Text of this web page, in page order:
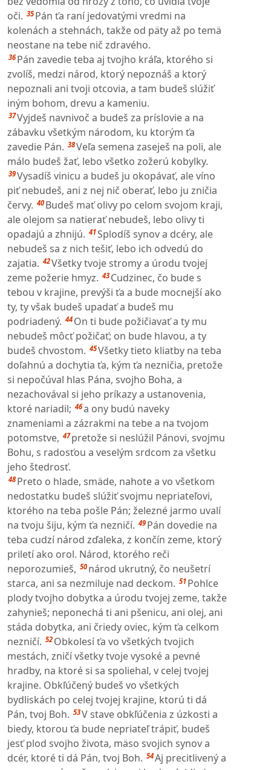
oči. 35 Pán ťa raní jedovatými vredmi na
kolenách a stehnách, takže od päty až po temä
neostane na tebe nič zdravého.
36 Pán zavedie teba aj tvojho kráľa, ktorého si
zvolíš, medzi národ, ktorý nepoznáš a ktorý
nepoznali ani tvoji otcovia, a tam budeš slúžiť
iným bohom, drevu a kameniu.
37Vyjdeš navnivoč a budeš za príslovie a na
zábavku všetkým národom, ku ktorým ťa
zavedie Pán. 38Veľa semena zaseješ na poli, ale
málo budeš žať, lebo všetko zožerú kobylky.
39Vysadíš vinicu a budeš ju okopávať, ale víno
piť nebudeš, ani z nej nič oberať, lebo ju zničia
červy. 40 Budeš mať olivy po celom svojom kraji,
ale olejom sa natierať nebudeš, lebo olivy ti
opadajú a zhnijú. 41Splodíš synov a dcéry, ale
nebudeš sa z nich tešiť, lebo ich odvedú do
zajatia. 42Všetky tvoje stromy a úrodu tvojej
zeme požerie hmyz. 43 Cudzinec, čo bude s
tebou v krajine, prevýši ťa a bude mocnejší ako
ty, ty však budeš upadať a budeš mu
podriadený. 44 On ti bude požičiavať a ty mu
nebudeš môcť požičať; on bude hlavou, a ty
budeš chvostom. 45Všetky tieto kliatby na teba
doľahnú a dochytia ťa, kým ťa nezničia, pretože
si nepočúval hlas Pána, svojho Boha, a
nezachovával si jeho príkazy a ustanovenia,
ktoré nariadil; 46a ony budú naveky
znameniami a zázrakmi na tebe a na tvojom
potomstve, 47 pretože si neslúžil Pánovi, svojmu
Bohu, s radosťou a veselým srdcom za všetku
jeho štedrosť.
48 Preto o hlade, smäde, nahote a vo všetkom
nedostatku budeš slúžiť svojmu nepriateľovi,
ktorého na teba pošle Pán; železné jarmo uvalí
na tvoju šiju, kým ťa nezničí. 49 Pán dovedie na
teba cudzí národ zďaleka, z končín zeme, ktorý
priletí ako orol. Národ, ktorého reči
neporozumieš, 50 národ ukrutný, čo neušetrí
starca, ani sa nezmiluje nad deckom. 51 Pohlce
plody tvojho dobytka a úrodu tvojej zeme, takže
zahynieš; neponechá ti ani pšenicu, ani olej, ani
stáda dobytka, ani čriedy oviec, kým ťa celkom
nezničí. 52 Obkolesí ťa vo všetkých tvojich
mestách, zničí všetky tvoje vysoké a pevné
hradby, na ktoré si sa spoliehal, v celej tvojej
krajine. Obkľúčený budeš vo všetkých
bydliskách po celej tvojej krajine, ktorú ti dá
Pán, tvoj Boh. 53V stave obkľúčenia z úzkosti a
biedy, ktorou ťa bude nepriateľ trápiť, budeš
jesť plod svojho života, mäso svojich synov a
dcér, ktoré ti dá Pán, tvoj Boh. 54Aj precitlivený a